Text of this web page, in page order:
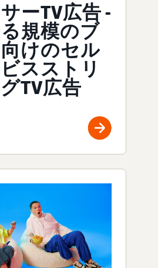
ーTV広告 -
規模のブ
けのセル
スストリ
TV広告